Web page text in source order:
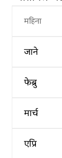
महिना
जाने
फेब्रु
मार्च
एप्रि